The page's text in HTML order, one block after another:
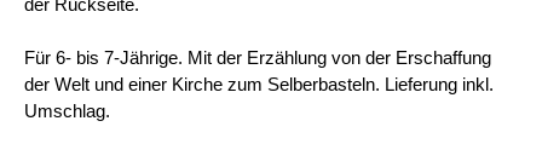
der Rückseite.
Für 6- bis 7-Jährige. Mit der Erzählung von der Erschaffung
der Welt und einer Kirche zum Selberbasteln. Lieferung inkl.
Umschlag.